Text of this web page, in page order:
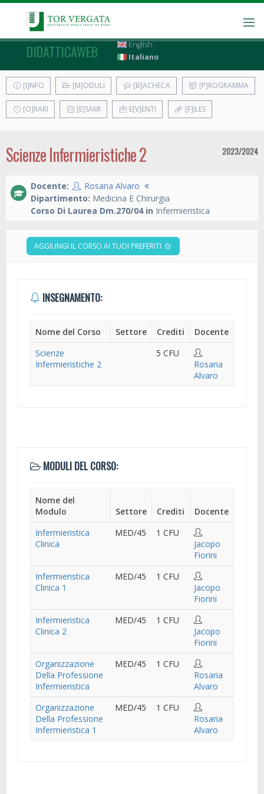
DIDATTICAWEB
English
Italiano
[I]NFO [M]ODULI [B]ACHECA [P]ROGRAMMA
[O]RARI [E]SAMI E[V]ENTI [F]ILES
Scienze Infermieristiche 2 2023/2024
Docente:
Rosaria Alvaro
Dipartimento: Medicina E Chirurgia
Corso Di Laurea Dm.270/04 in Infermieristica
AGGIUNGI IL CORSO AI TUOI PREFERITI
INSEGNAMENTO:
Nome del Corso Settore Crediti
Docente
Scienze
Infermieristiche 2
5 CFU
Rosaria
Alvaro
MODULI DEL CORSO:
Nome del
Modulo
Settore Crediti
Docente
Infermieristica
Clinica
MED/45
1 CFU
Jacopo
Fiorini
Infermieristica
Clinica 1
MED/45
1 CFU
Jacopo
Fiorini
Infermieristica
Clinica 2
MED/45
1 CFU
Jacopo
Fiorini
Organizzazione
Della Professione
Infermieristica
MED/45
1 CFU
Rosaria
Alvaro
Organizzazione
Della Professione
Infermieristica 1
MED/45
1 CFU
Rosaria
Alvaro